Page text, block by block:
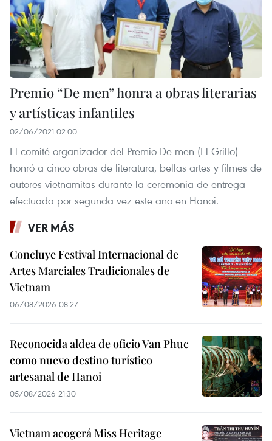
Premio “De men” honra a obras literarias
y artísticas infantiles
02/06/2021 02:00
El comité organizador del Premio De men (El Grillo)
honró a cinco obras de literatura, bellas artes y filmes de
autores vietnamitas durante la ceremonia de entrega
efectuada por segunda vez este año en Hanoi.
VER MÁS
Concluye Festival Internacional de
Artes Marciales Tradicionales de
Vietnam
06/08/2026 08:27
Reconocida aldea de oficio Van Phuc
como nuevo destino turístico
artesanal de Hanoi
05/08/2026 21:30
Vietnam acogerá Miss Heritage